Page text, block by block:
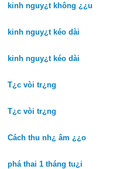
kinh nguy¿t không ¿¿u
kinh nguy¿t kéo dài
kinh nguy¿t kéo dài
T¿c vòi tr¿ng
T¿c vòi tr¿ng
Cách thu nh¿ âm ¿¿o
phá thai 1 tháng tu¿i